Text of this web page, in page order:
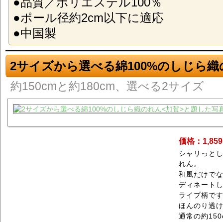
●ポール径約2cm以下に適応
●中国製
2サイズから選べる綿100%のしじら織
約150cmと約180cm、選べる2サイズ
価格：
シャリっと
れん。
和風だけで
ディネート
ライプ柄で
ほんのり透
通常の約